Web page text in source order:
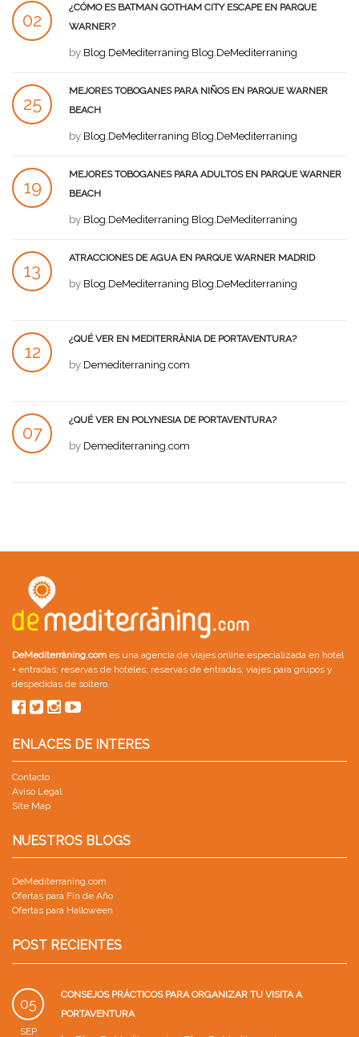
02
¿CÓMO ES BATMAN GOTHAM CITY ESCAPE EN PARQUE
WARNER?
by Blog.DeMediterraning Blog.DeMediterraning
25
MEJORES TOBOGANES PARA NIÑOS EN PARQUE WARNER
BEACH
by Blog.DeMediterraning Blog.DeMediterraning
19
MEJORES TOBOGANES PARA ADULTOS EN PARQUE WARNER
BEACH
by Blog.DeMediterraning Blog.DeMediterraning
13
ATRACCIONES DE AGUA EN PARQUE WARNER MADRID
by Blog.DeMediterraning Blog.DeMediterraning
12
¿QUÉ VER EN MEDITERRÀNIA DE PORTAVENTURA?
by Demediterraning.com
07
¿QUÉ VER EN POLYNESIA DE PORTAVENTURA?
by Demediterraning.com
DeMediterràning.com es una agencia de viajes online especializada en hotel
+ entradas; reservas de hoteles; reservas de entradas; viajes para grupos y
despedidas de soltero.
ENLACES DE INTERES
Contacto
Aviso Legal
Site Map
NUESTROS BLOGS
DeMediterraning.com
Ofertas para Fin de Año
Ofertas para Halloween
POST RECIENTES
05
SEP
CONSEJOS PRÁCTICOS PARA ORGANIZAR TU VISITA A
PORTAVENTURA